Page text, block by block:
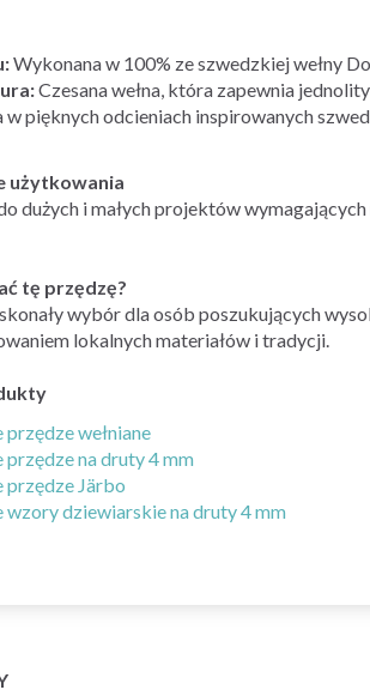
Wykonana w 100% ze szwedzkiej wełny
Czesana wełna, która zapewnia
w pięknych odcieniach inspirowanych
użytkowania
dużych i małych projektów
tę przędzę?
wybór dla osób poszukujących
lokalnych materiałów i tradycji.
wełniane
na druty 4 mm
przędze Järbo
dziewiarskie na druty 4 mm